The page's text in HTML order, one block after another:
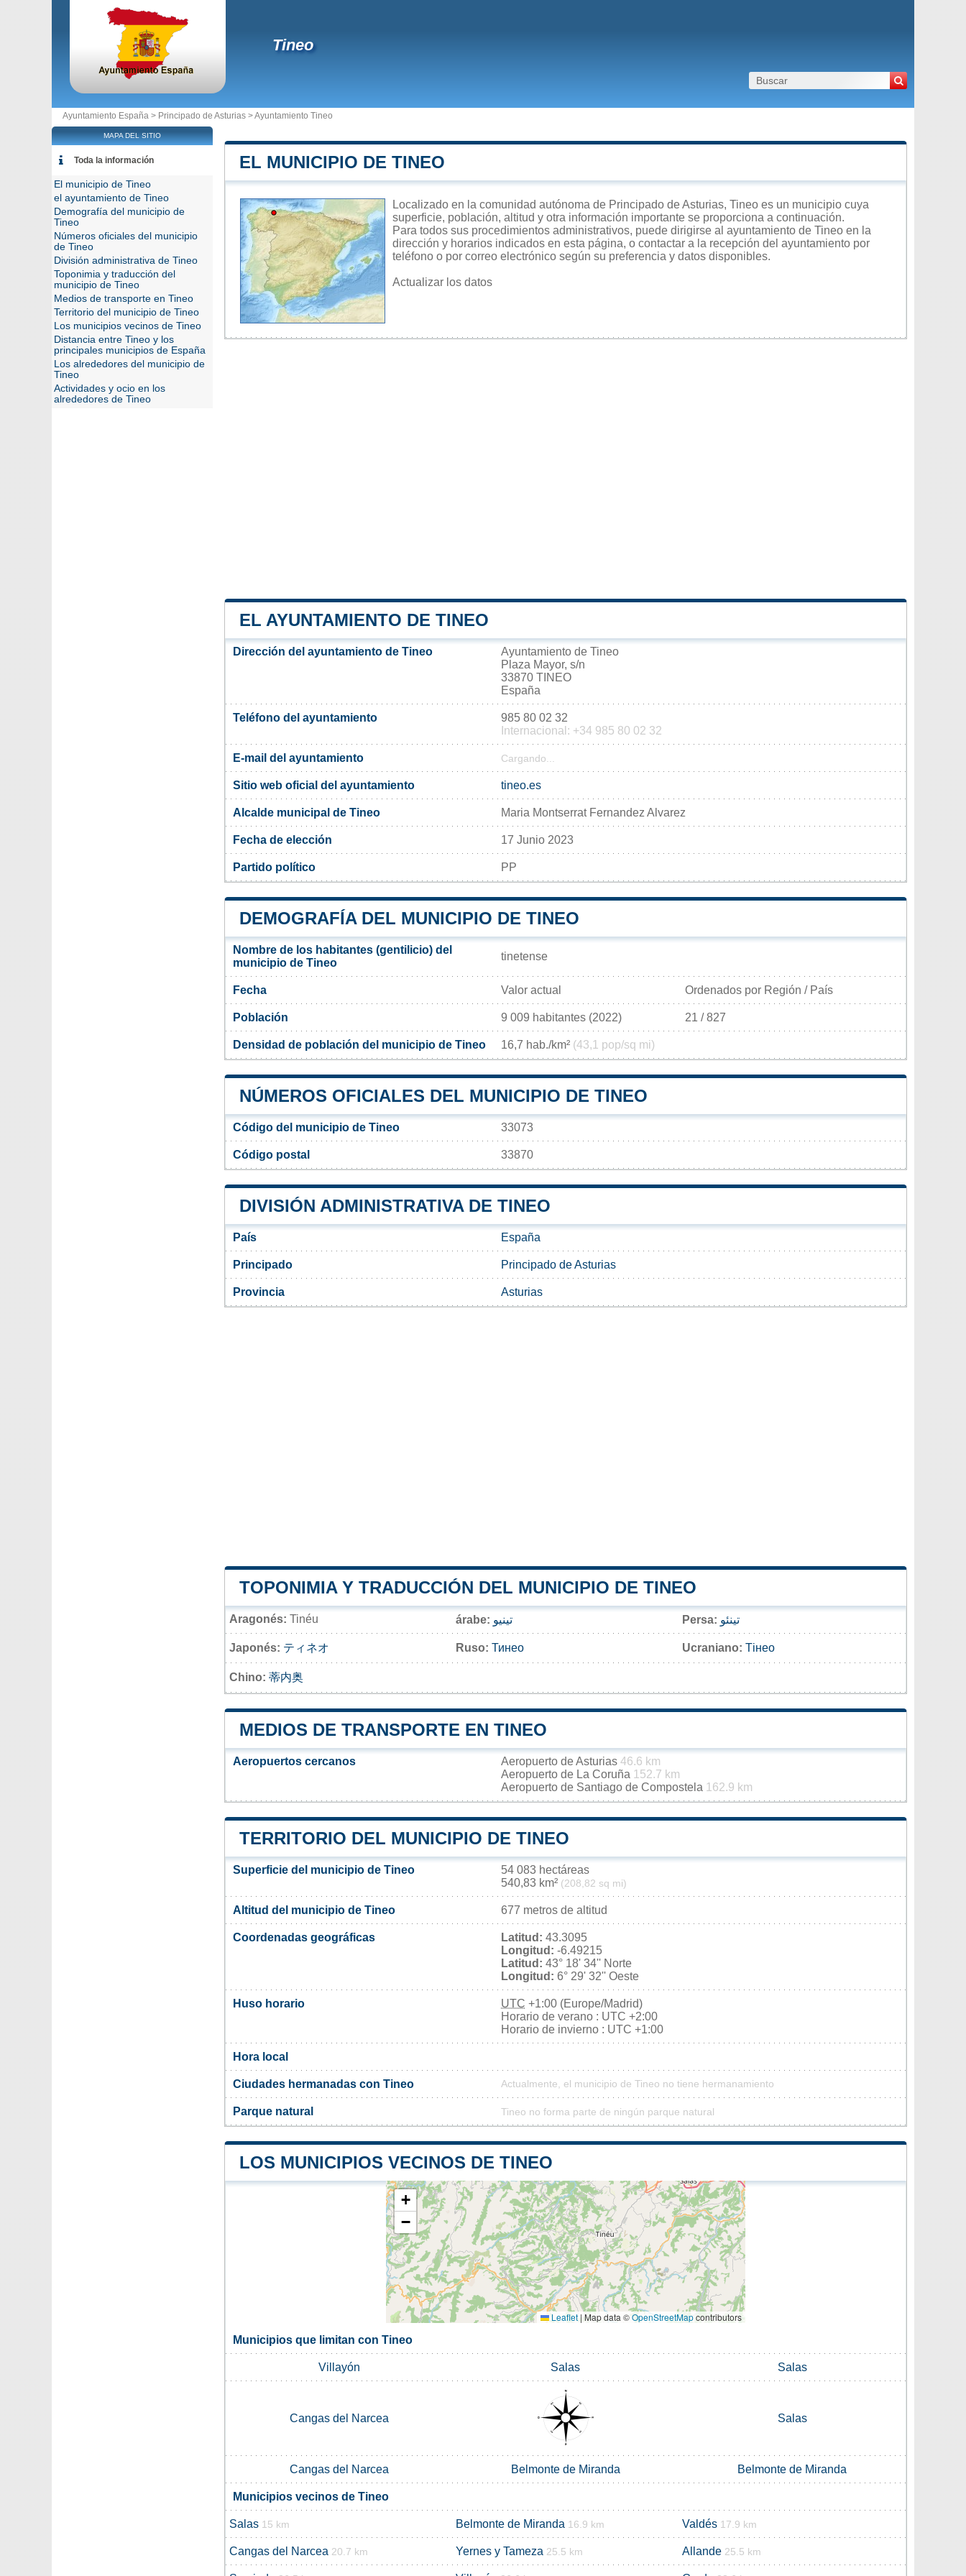
Tineo
Ayuntamiento España > Principado de Asturias >Ayuntamiento Tineo
EL MUNICIPIO DE TINEO
Localizado en la comunidad autónoma de Principado de Asturias, Tineo es un municipio cuya
superficie, población, altitud y otra información importante se proporciona a continuación.
Para todos sus procedimientos administrativos, puede dirigirse al ayuntamiento de Tineo en la
dirección y horarios indicados en esta página, o contactar a la recepción del ayuntamiento por
teléfono o por correo electrónico según su preferencia y datos disponibles.
Actualizar los datos
EL AYUNTAMIENTO DE TINEO
Dirección del ayuntamiento de Tineo
Ayuntamiento de Tineo
Plaza Mayor, s/n
33870 TINEO
España
Teléfono del ayuntamiento
985 80 02 32
Internacional: +34 985 80 02 32
E-mail del ayuntamiento Cargando...
Sitio web oficial del ayuntamiento tineo.es
Alcalde municipal de Tineo Maria Montserrat Fernandez Alvarez
Fecha de elección 17 Junio 2023
Partido político PP
DEMOGRAFÍA DEL MUNICIPIO DE TINEO
Nombre de los habitantes (gentilicio) del
municipio de Tineo
tinetense
Fecha Valor actual Ordenados por Región / País
Población 9 009 habitantes (2022) 21 / 827
Densidad de población del municipio de Tineo 16,7 hab./km² (43,1 pop/sq mi)
NÚMEROS OFICIALES DEL MUNICIPIO DE TINEO
Código del municipio de Tineo 33073
Código postal 33870
DIVISIÓN ADMINISTRATIVA DE TINEO
País España
Principado Principado de Asturias
Provincia Asturias
TOPONIMIA Y TRADUCCIÓN DEL MUNICIPIO DE TINEO
Aragonés: Tinéu árabe: تينيو Persa: تینئو
Japonés: ティネオ Ruso: Тинео Ucraniano: Тінео
Chino: 蒂内奥
MEDIOS DE TRANSPORTE EN TINEO
Aeropuertos cercanos Aeropuerto de Asturias 46.6 km
Aeropuerto de La Coruña 152.7 km
Aeropuerto de Santiago de Compostela 162.9 km
TERRITORIO DEL MUNICIPIO DE TINEO
Superficie del municipio de Tineo
54 083 hectáreas
540,83 km² (208,82 sq mi)
Altitud del municipio de Tineo 677 metros de altitud
Coordenadas geográficas Latitud: 43.3095
Longitud: -6.49215
Latitud: 43° 18' 34'' Norte
Longitud: 6° 29' 32'' Oeste
Huso horario UTC +1:00 (Europe/Madrid)
Horario de verano : UTC +2:00
Horario de invierno : UTC +1:00
Hora local
Ciudades hermanadas con Tineo Actualmente, el municipio de Tineo no tiene hermanamiento
Parque natural Tineo no forma parte de ningún parque natural
LOS MUNICIPIOS VECINOS DE TINEO
+
−
Leaflet | Map data ©OpenStreetMapcontributors
Municipios que limitan con Tineo
Villayón Salas Salas
Cangas del Narcea Salas
Cangas del Narcea Belmonte de Miranda Belmonte de Miranda
Municipios vecinos de Tineo
Salas 15 km Belmonte de Miranda 16.9 km Valdés 17.9 km
Cangas del Narcea 20.7 km Yernes y Tameza 25.5 km Allande 25.5 km
MAPA DEL SITIO
Toda la información
El municipio de Tineo
el ayuntamiento de Tineo
Demografía del municipio de
Tineo
Números oficiales del municipio
de Tineo
División administrativa de Tineo
Toponimia y traducción del
municipio de Tineo
Medios de transporte en Tineo
Territorio del municipio de Tineo
Los municipios vecinos de Tineo
Distancia entre Tineo y los
principales municipios de España
Los alrededores del municipio de
Tineo
Actividades y ocio en los
alrededores de Tineo